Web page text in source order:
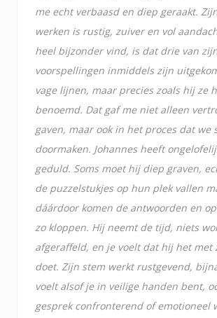
me echt verbaasd en diep geraakt.
werken is rustig, zuiver en vol
heel bijzonder vind, is dat drie van
voorspellingen inmiddels zijn
vage lijnen, maar precies zoals hij ze
benoemd. Dat gaf me niet alleen
gaven, maar ook in het proces dat we
doormaken. Johannes heeft
geduld. Soms moet hij diep graven,
de puzzelstukjes op hun plek vallen
dáárdoor komen de antwoorden en
zo kloppen. Hij neemt de tijd, niets
afgeraffeld, en je voelt dat hij het met
doet. Zijn stem werkt rustgevend,
voelt alsof je in veilige handen bent,
gesprek confronterend of emotioneel